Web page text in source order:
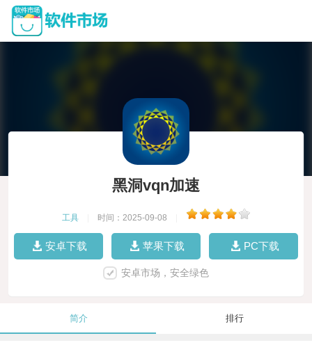
黑洞vqn加速
工具 时间：2025-09-08
安卓下载 苹果下载 PC下载
安卓市场，安全绿色
简介 排行